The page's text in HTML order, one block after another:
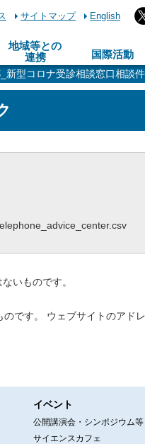
サイトマップ English
地域等との
連携
国際活動
新型コロナ受診相談窓口相談
いものです。
です。 ウェブサイトのアド
イベント
公開講演会・シンポジウム等
サイエンスカフェ